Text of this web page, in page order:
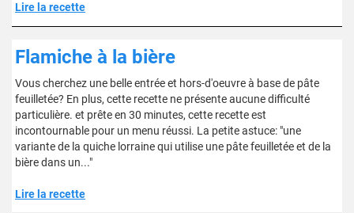
Lire la recette
Flamiche à la bière
Vous cherchez une belle entrée et hors-d'oeuvre à base de pâte
feuilletée? En plus, cette recette ne présente aucune difficulté
particulière. et prête en 30 minutes, cette recette est
incontournable pour un menu réussi. La petite astuce: "une
variante de la quiche lorraine qui utilise une pâte feuilletée et de la
bière dans un..."
Lire la recette